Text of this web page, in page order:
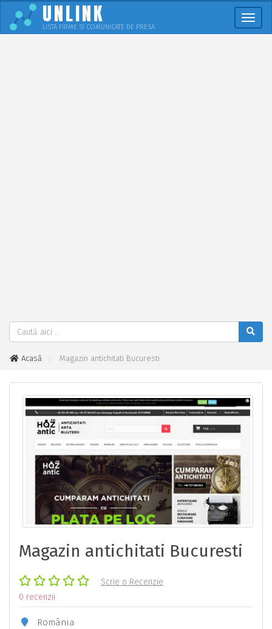
UNLINK
LISTA FIRME SI COMUNICATE DE PRESA
Acasă Magazin antichitati Bucuresti
Magazin antichitati Bucuresti
Scrie o Recenzie
0 recenzii
România